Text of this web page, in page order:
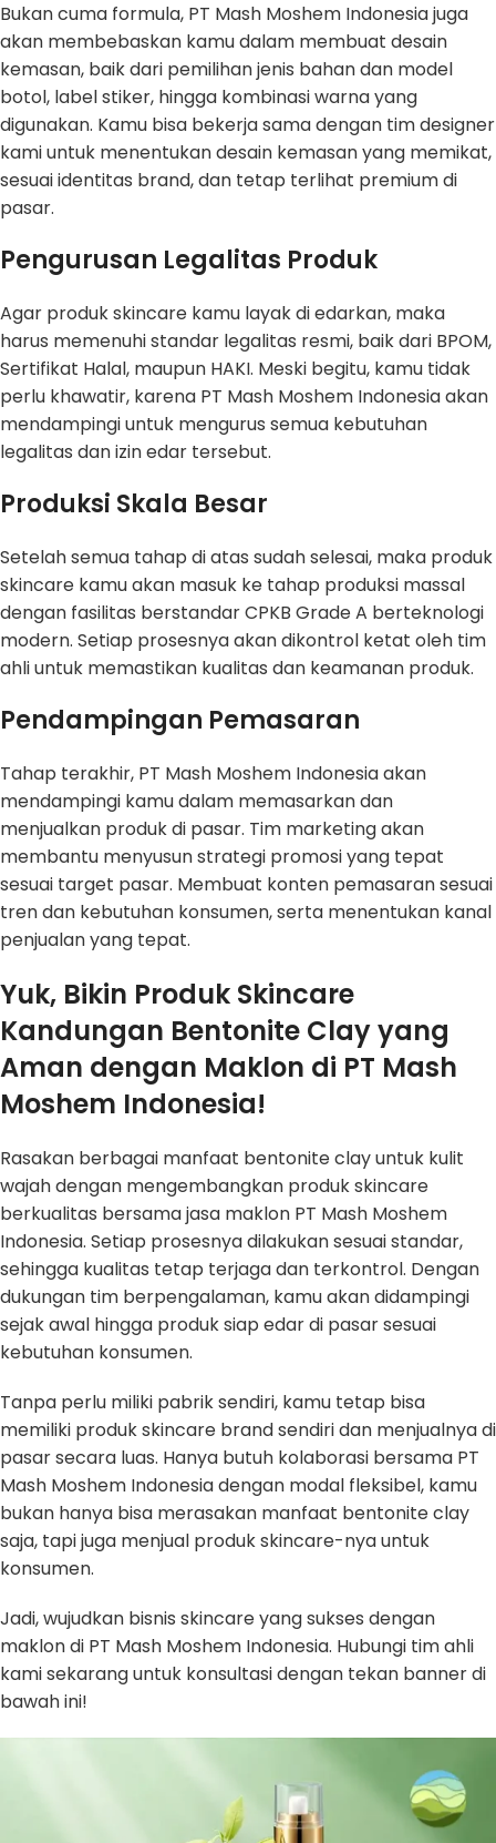
Bukan cuma formula, PT Mash Moshem Indonesia juga
akan membebaskan kamu dalam membuat desain
kemasan, baik dari pemilihan jenis bahan dan model
botol, label stiker, hingga kombinasi warna yang
digunakan. Kamu bisa bekerja sama dengan tim designer
kami untuk menentukan desain kemasan yang memikat,
sesuai identitas brand, dan tetap terlihat premium di
pasar.
Pengurusan Legalitas Produk
Agar produk skincare kamu layak di edarkan, maka
harus memenuhi standar legalitas resmi, baik dari BPOM,
Sertifikat Halal, maupun HAKI. Meski begitu, kamu tidak
perlu khawatir, karena PT Mash Moshem Indonesia akan
mendampingi untuk mengurus semua kebutuhan
legalitas dan izin edar tersebut.
Produksi Skala Besar
Setelah semua tahap di atas sudah selesai, maka produk
skincare kamu akan masuk ke tahap produksi massal
dengan fasilitas berstandar CPKB Grade A berteknologi
modern. Setiap prosesnya akan dikontrol ketat oleh tim
ahli untuk memastikan kualitas dan keamanan produk.
Pendampingan Pemasaran
Tahap terakhir, PT Mash Moshem Indonesia akan
mendampingi kamu dalam memasarkan dan
menjualkan produk di pasar. Tim marketing akan
membantu menyusun strategi promosi yang tepat
sesuai target pasar. Membuat konten pemasaran sesuai
tren dan kebutuhan konsumen, serta menentukan kanal
penjualan yang tepat.
Yuk, Bikin Produk Skincare
Kandungan Bentonite Clay yang
Aman dengan Maklon di PT Mash
Moshem Indonesia!
Rasakan berbagai manfaat bentonite clay untuk kulit
wajah dengan mengembangkan produk skincare
berkualitas bersama jasa maklon PT Mash Moshem
Indonesia. Setiap prosesnya dilakukan sesuai standar,
sehingga kualitas tetap terjaga dan terkontrol. Dengan
dukungan tim berpengalaman, kamu akan didampingi
sejak awal hingga produk siap edar di pasar sesuai
kebutuhan konsumen.
Tanpa perlu miliki pabrik sendiri, kamu tetap bisa
memiliki produk skincare brand sendiri dan menjualnya di
pasar secara luas. Hanya butuh kolaborasi bersama PT
Mash Moshem Indonesia dengan modal fleksibel, kamu
bukan hanya bisa merasakan manfaat bentonite clay
saja, tapi juga menjual produk skincare-nya untuk
konsumen.
Jadi, wujudkan bisnis skincare yang sukses dengan
maklon di PT Mash Moshem Indonesia. Hubungi tim ahli
kami sekarang untuk konsultasi dengan tekan banner di
bawah ini!